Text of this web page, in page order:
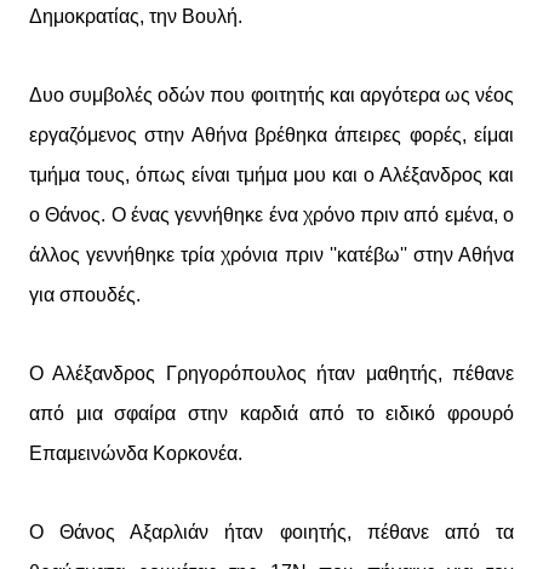
Δημοκρατίας, την Βουλή.
Δυο συμβολές οδών που φοιτητής και αργότερα ως νέος
εργαζόμενος στην Αθήνα βρέθηκα άπειρες φορές, είμαι
τμήμα τους, όπως είναι τμήμα μου και ο Αλέξανδρος και
ο Θάνος. Ο ένας γεννήθηκε ένα χρόνο πριν από εμένα, ο
άλλοςγεννήθηκε τρία χρόνια πριν ''κατέβω'' στην Αθήνα
για σπουδές.
Ο Αλέξανδρος Γρηγορόπουλος ήταν μαθητής, πέθανε
από μια σφαίρα στην καρδιά από το ειδικό φρουρό
Επαμεινώνδα Κορκονέα.
Ο Θάνος Αξαρλιάν ήταν φοιητής, πέθανε από τα